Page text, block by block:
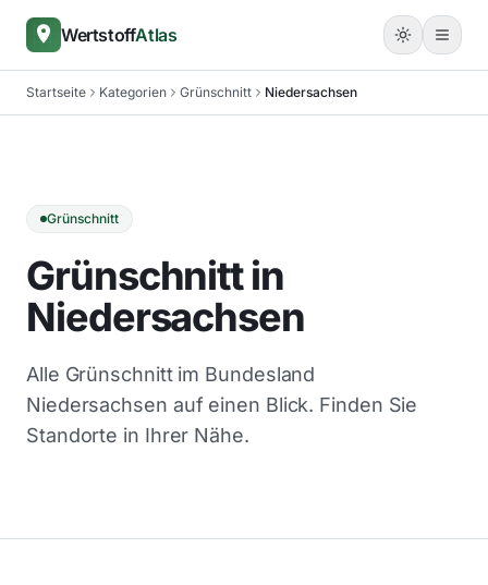
WertstoffAtlas
Startseite Kategorien Grünschnitt Niedersachsen
Grünschnitt
Grünschnitt in
Niedersachsen
Alle Grünschnitt im Bundesland
Niedersachsen auf einen Blick. Finden Sie
Standorte in Ihrer Nähe.